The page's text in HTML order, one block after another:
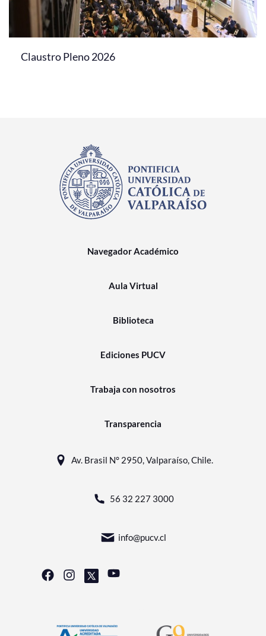
Claustro Pleno 2026
Navegador Académico
Aula Virtual
Biblioteca
Ediciones PUCV
Trabaja con nosotros
Transparencia
Av. Brasil N° 2950, Valparaíso, Chile.
56 32 227 3000
info@pucv.cl